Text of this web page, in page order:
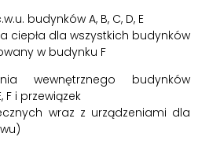
budynków A, B, C, D, E
ciepła dla wszystkich budynków
w budynku F
wewnętrznego budynków
F i przewiązek
wraz z urządzeniami dla